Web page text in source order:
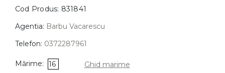
Bratari
Coliere
Lanturi
Pandantive
Cod Produs: 831841
Agentia: Barbu Vacarescu
Telefon: 0372287961
Mărime: 16 Ghid marime